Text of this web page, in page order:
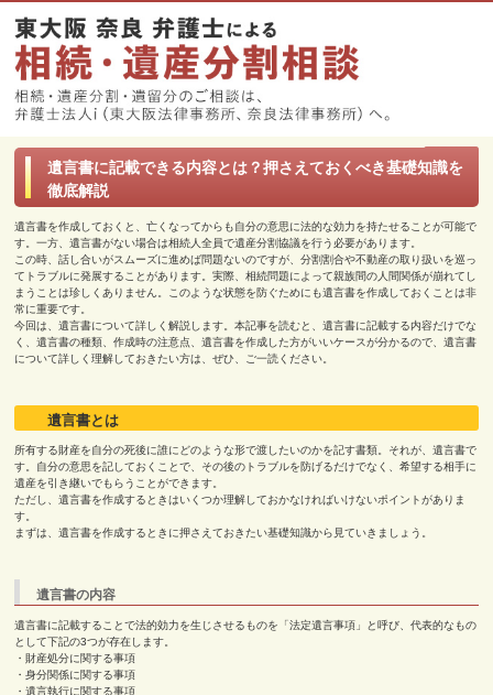
遺言書に記載できる内容とは？押さえておくべき基礎知識を
徹底解説
遺言書を作成しておくと、亡くなってからも自分の意思に法的な効力を持たせることが可能で
す。一方、遺言書がない場合は相続人全員で遺産分割協議を行う必要があります。
この時、話し合いがスムーズに進めば問題ないのですが、分割割合や不動産の取り扱いを巡っ
てトラブルに発展することがあります。実際、相続問題によって親族間の人間関係が崩れてし
まうことは珍しくありません。このような状態を防ぐためにも遺言書を作成しておくことは非
常に重要です。
今回は、遺言書について詳しく解説します。本記事を読むと、遺言書に記載する内容だけでな
く、遺言書の種類、作成時の注意点、遺言書を作成した方がいいケースが分かるので、遺言書
について詳しく理解しておきたい方は、ぜひ、ご一読ください。
遺言書とは
所有する財産を自分の死後に誰にどのような形で渡したいのかを記す書類。それが、遺言書で
す。自分の意思を記しておくことで、その後のトラブルを防げるだけでなく、希望する相手に
遺産を引き継いでもらうことができます。
ただし、遺言書を作成するときはいくつか理解しておかなければいけないポイントがありま
す。
まずは、遺言書を作成するときに押さえておきたい基礎知識から見ていきましょう。
遺言書の内容
遺言書に記載することで法的効力を生じさせるものを「法定遺言事項」と呼び、代表的なもの
として下記の3つが存在します。
・財産処分に関する事項
・身分関係に関する事項
・遺言執行に関する事項